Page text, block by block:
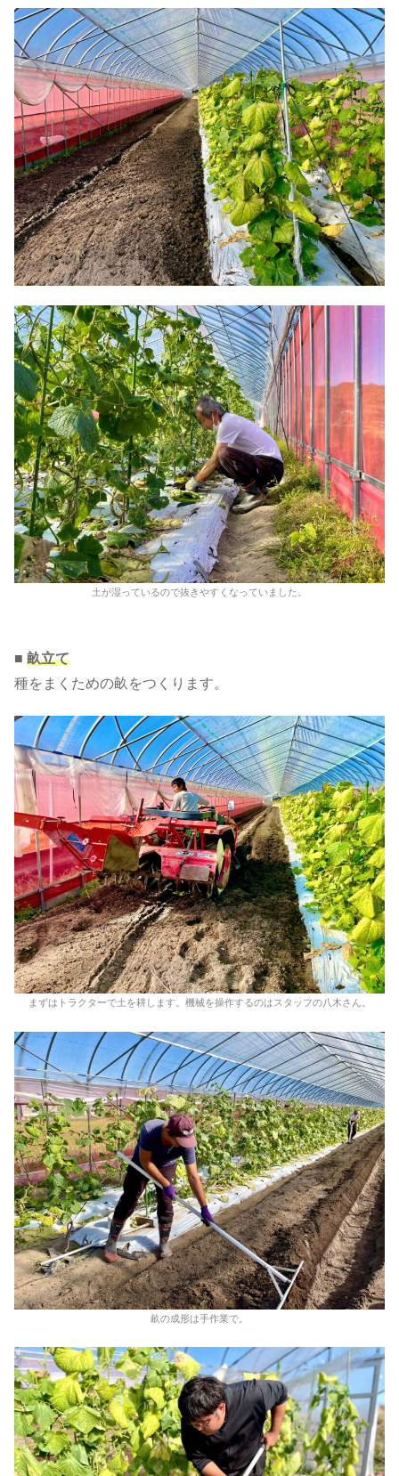
土が湿っているので抜きやすくなっていました。
■ 畝立て
種をまくための畝をつくります。
まずはトラクターで土を耕します。機械を操作するのはスタッフの八木さん。
畝の成形は手作業で。